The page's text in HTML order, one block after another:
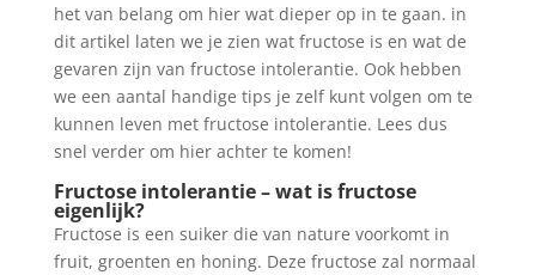
het van belang om hier wat dieper op in te gaan. in
dit artikel laten we je zien wat fructose is en wat de
gevaren zijn van fructose intolerantie. Ook hebben
we een aantal handige tips je zelf kunt volgen om te
kunnen leven met fructose intolerantie. Lees dus
snel verder om hier achter te komen!
Fructose intolerantie – wat is fructose
eigenlijk?
Fructose is een suiker die van nature voorkomt in
fruit, groenten en honing. Deze fructose zal normaal